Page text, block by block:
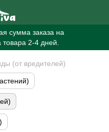
сумма заказа на
2-4 дней.
(от вредителей)